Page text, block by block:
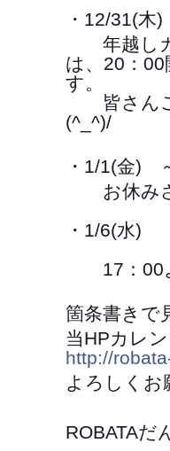
・12/31(木)
年越しカ
は、20：
す。
皆さんご
(^_^)/
・1/1(金)
お休みさ
・1/6(水)
17：00よ
箇条書きで
当HPカレ
http://
よろしくお
ROBATA